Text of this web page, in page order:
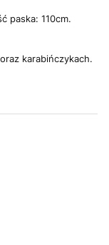
paska: 110cm.
karabińczykach.